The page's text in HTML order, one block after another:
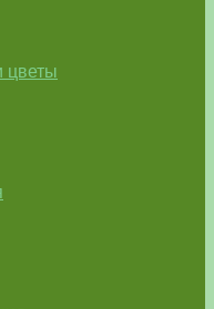
цветы